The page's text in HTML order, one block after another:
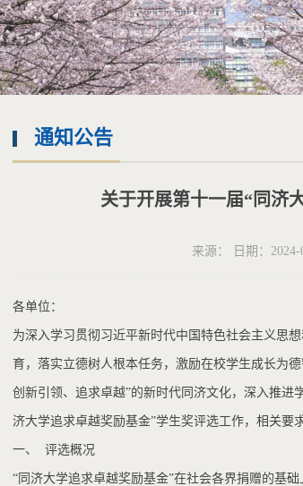
通知公告
关于开展第十一届“同济
来源： 日期：2024-
各单位：
为深入学习贯彻习近平新时代中国特色社会主义思
育，落实立德树人根本任务，激励在校学生成长为
创新引领、追求卓越”的新时代同济文化，深入推进
济大学追求卓越奖励基金”学生奖评选工作，相关要
一、 评选概况
“同济大学追求卓越奖励基金”在社会各界捐赠的基